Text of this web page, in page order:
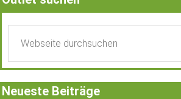
Neueste Beiträge